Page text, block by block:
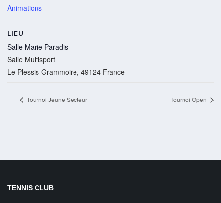
Animations
LIEU
Salle Marie Paradis
Salle Multisport
Le Plessis-Grammoire, 49124 France
Tournoi Jeune Secteur Tournoi Open
TENNIS CLUB